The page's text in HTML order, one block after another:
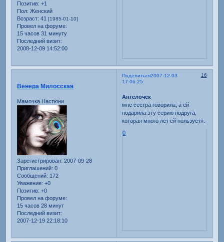
Позитив: +1
Пол: Женский
Возраст: 41[1985-01-10]
Провел на форуме:
15 часов 31 минуту
Последний визит:
2008-12-09 14:52:00
Поделиться 16
2007-12-03
17:06:25
Венера Милосская
Мамочка Настюни
Зарегистрирован: 2007-09-28
Приглашений: 0
Сообщений: 172
Уважение: +0
Позитив: +0
Провел на форуме:
15 часов 28 минут
Последний визит:
2007-12-19 22:18:10
Ангелочек
мне сестра говорила, а ей
подарила эту серию подруга,
которая много лет ей пользуетя.
0